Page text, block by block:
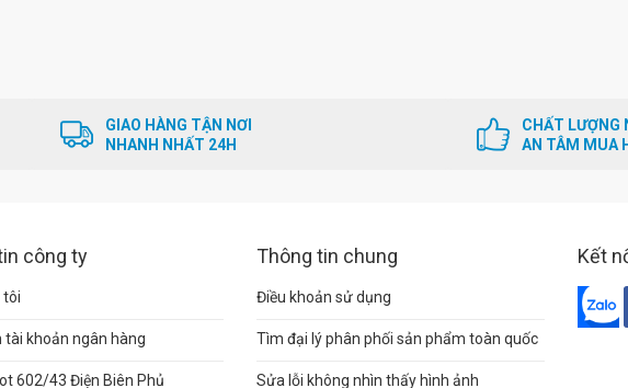
GIAO HÀNG TẬN NƠI
NHANH NHẤT 24H
CHẤT LƯỢNG
AN TÂM MUA
công ty
tôi
tài khoản ngân hàng
602/43 Điện Biên Phủ
Thông tin chung
Điều khoản sử dụng
Tìm đại lý phân phối sản phẩm toàn quốc
Sửa lỗi không nhìn thấy hình ảnh
Kết